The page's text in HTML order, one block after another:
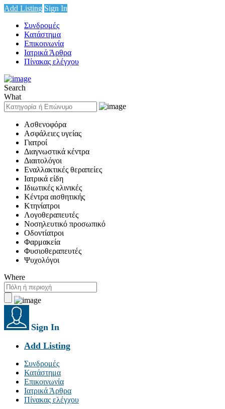
Add Listing Sign In
Συνδρομές
Κατάστημα
Επικοινωνία
Ιατρικά Άρθρα
Πίνακας ελέγχου
Search
What
Ασθενοφόρα
Ασφάλειες υγείας
Γιατροί
Διαγνωστικά κέντρα
Διαιτολόγοι
Εναλλακτικές θεραπείες
Ιατρικά είδη
Ιδιωτικές κλινικές
Κέντρα αισθητικής
Κτηνίατροι
Λογοθεραπευτές
Νοσηλευτικό προσωπικό
Οδοντίατροι
Φαρμακεία
Φυσιοθεραπευτές
Ψυχολόγοι
Where
Sign In
Add Listing
Συνδρομές
Κατάστημα
Επικοινωνία
Ιατρικά Άρθρα
Πίνακας ελέγχου